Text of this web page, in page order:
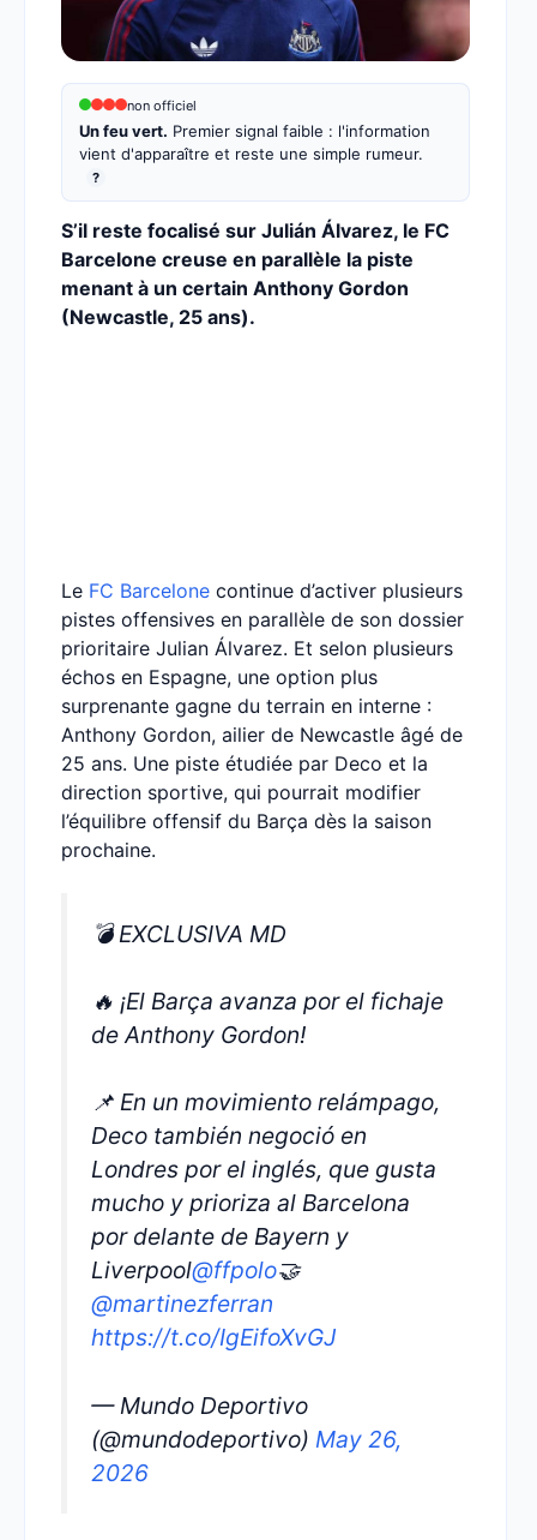
non officiel
Un feu vert. Premier signal faible : l'information
vient d'apparaître et reste une simple rumeur.
?
S’il reste focalisé sur Julián Álvarez, le FC
Barcelone creuse en parallèle la piste
menant à un certain Anthony Gordon
(Newcastle, 25 ans).
Le FC Barcelone continue d’activer plusieurs
pistes offensives en parallèle de son dossier
prioritaire Julian Álvarez. Et selon plusieurs
échos en Espagne, une option plus
surprenante gagne du terrain en interne :
Anthony Gordon, ailier de Newcastle âgé de
25 ans. Une piste étudiée par Deco et la
direction sportive, qui pourrait modifier
l’équilibre offensif du Barça dès la saison
prochaine.
💣 EXCLUSIVA MD
🔥 ¡El Barça avanza por el fichaje
de Anthony Gordon!
📌 En un movimiento relámpago,
Deco también negoció en
Londres por el inglés, que gusta
mucho y prioriza al Barcelona
por delante de Bayern y
Liverpool@ffpolo🤝
@martinezferran
https://t.co/IgEifoXvGJ
— Mundo Deportivo
(@mundodeportivo) May 26,
2026